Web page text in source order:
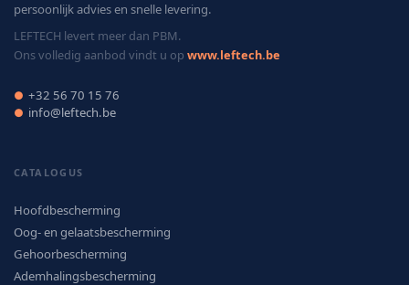
persoonlijk advies en snelle levering.
LEFTECH levert meer dan PBM.
Ons volledig aanbod vindt u op www.leftech.be
● +32 56 70 15 76
● info@leftech.be
CATALOGUS
Hoofdbescherming
Oog- en gelaatsbescherming
Gehoorbescherming
Ademhalingsbescherming